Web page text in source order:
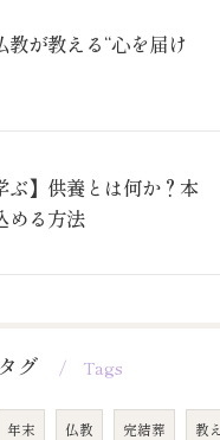
が教える“心を届け
ぶ】供養とは何か？本
める方法
タグ Tags
年末 仏教 完結葬 教え